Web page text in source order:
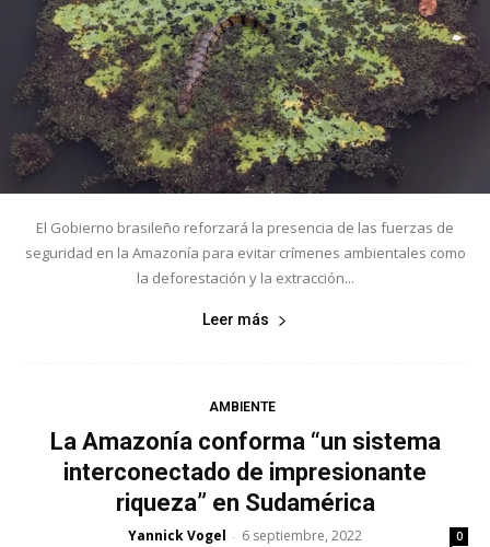
El Gobierno brasileño reforzará la presencia de las fuerzas de
seguridad en la Amazonía para evitar crímenes ambientales como
la deforestación y la extracción...
Leer más
AMBIENTE
La Amazonía conforma “un sistema
interconectado de impresionante
riqueza” en Sudamérica
Yannick Vogel - 6 septiembre, 2022 0